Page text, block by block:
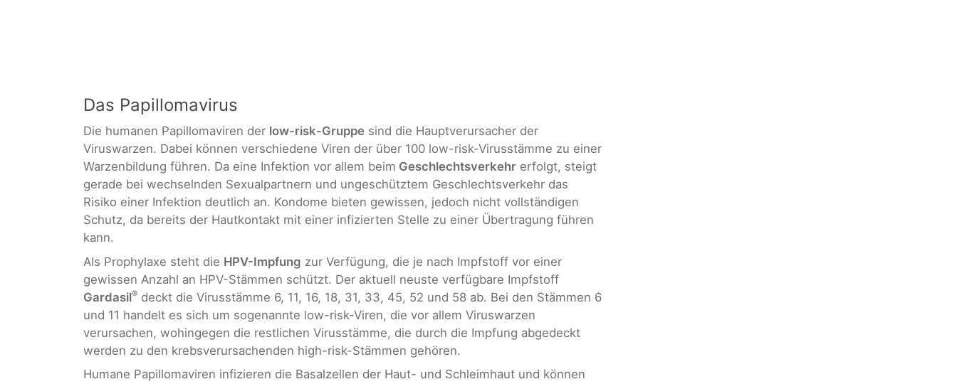
Das Papillomavirus
Die humanen Papillomaviren der low-risk-Gruppe sind die Hauptverursacher der
Viruswarzen. Dabei können verschiedene Viren der über 100 low-risk-Virusstämme zu einer
Warzenbildung führen. Da eine Infektion vor allem beim Geschlechtsverkehr erfolgt, steigt
gerade bei wechselnden Sexualpartnern und ungeschütztem Geschlechtsverkehr das
Risiko einer Infektion deutlich an. Kondome bieten gewissen, jedoch nicht vollständigen
Schutz, da bereits der Hautkontakt mit einer infizierten Stelle zu einer Übertragung führen
kann.
Als Prophylaxe steht die HPV-Impfung zur Verfügung, die je nach Impfstoff vor einer
gewissen Anzahl an HPV-Stämmen schützt. Der aktuell neuste verfügbare Impfstoff
Gardasil® deckt die Virusstämme 6, 11, 16, 18, 31, 33, 45, 52 und 58 ab. Bei den Stämmen 6
und 11 handelt es sich um sogenannte low-risk-Viren, die vor allem Viruswarzen
verursachen, wohingegen die restlichen Virusstämme, die durch die Impfung abgedeckt
werden zu den krebsverursachenden high-risk-Stämmen gehören.
Humane Papillomaviren infizieren die Basalzellen der Haut- und Schleimhaut und können